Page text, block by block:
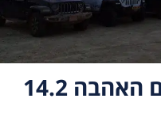
JEEP חוגגים את יום האהבה 14.2